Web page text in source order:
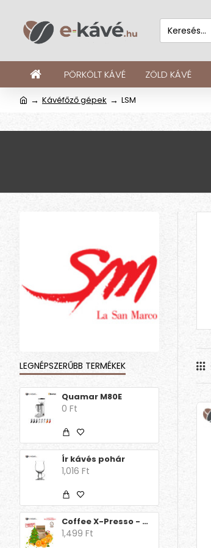
PÖRKÖLT KÁVÉ ZÖLD KÁVÉ
Kávéfőző gépek LSM
LEGNÉPSZERŰBB TERMÉKEK
Quamar M80E
0 Ft
Ír kávés pohár
1,016 Ft
Coffee X-Presso - Aroma Decaff Orange Christmas Edition
1,499 Ft